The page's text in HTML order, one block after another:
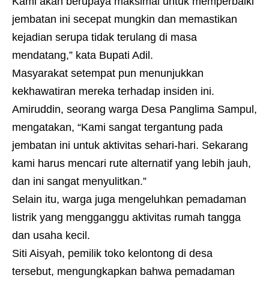
jembatan ini secepat mungkin dan memastikan
kejadian serupa tidak terulang di masa
mendatang,” kata Bupati Adil.
Masyarakat setempat pun menunjukkan
kekhawatiran mereka terhadap insiden ini.
Amiruddin, seorang warga Desa Panglima Sampul,
mengatakan, “Kami sangat tergantung pada
jembatan ini untuk aktivitas sehari-hari. Sekarang
kami harus mencari rute alternatif yang lebih jauh,
dan ini sangat menyulitkan.”
Selain itu, warga juga mengeluhkan pemadaman
listrik yang mengganggu aktivitas rumah tangga
dan usaha kecil.
Siti Aisyah, pemilik toko kelontong di desa
tersebut, mengungkapkan bahwa pemadaman